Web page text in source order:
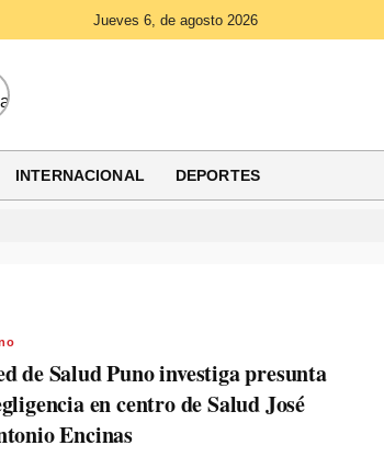
Jueves 6, de agosto 2026
INTERNACIONAL DEPORTES
de Salud Puno investiga presunta
en centro de Salud José
Encinas